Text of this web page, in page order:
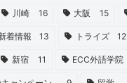
川崎 16 大阪 15
着情報 13 トライズ 12
新宿 11 ECC外語学院